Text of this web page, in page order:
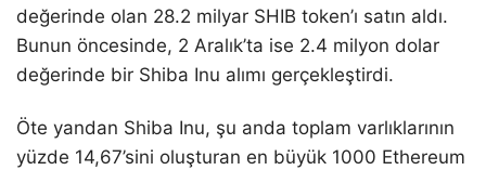
değerinde olan 28.2 milyar SHIB token’ı satın aldı.
Bunun öncesinde, 2 Aralık’ta ise 2.4 milyon dolar
değerinde bir Shiba Inu alımı gerçekleştirdi.
Öte yandan Shiba Inu, şu anda toplam varlıklarının
yüzde 14,67’sini oluşturan en büyük 1000 Ethereum